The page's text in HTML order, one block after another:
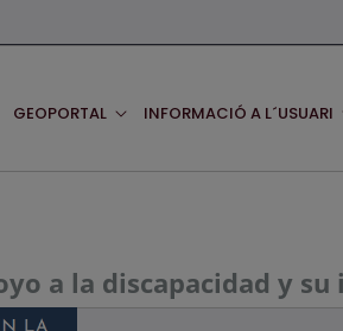
GEOPORTAL INFORMACIÓ A L´USUARI
a la discapacidad y